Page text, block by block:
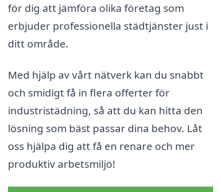
för dig att jämföra olika företag som
erbjuder professionella städtjänster just i
ditt område.
Med hjälp av vårt nätverk kan du snabbt
och smidigt få in flera offerter för
industristädning, så att du kan hitta den
lösning som bäst passar dina behov. Låt
oss hjälpa dig att få en renare och mer
produktiv arbetsmiljö!